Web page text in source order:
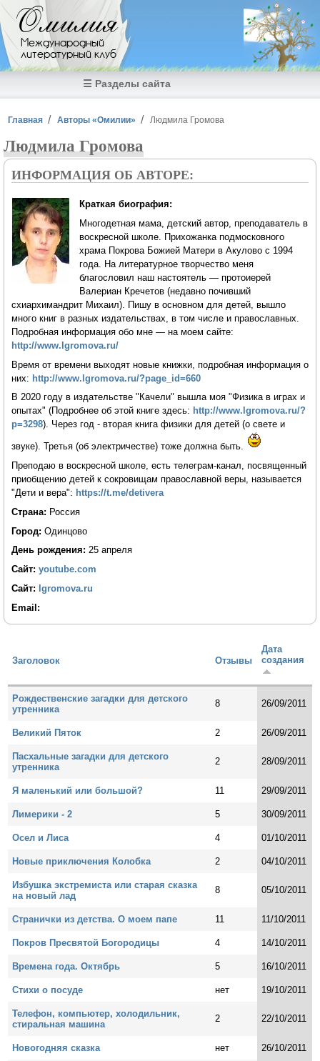
Перейти к основному содержанию
Омилия
Международный
литературный клуб
☰ Разделы сайта
Вы здесь
Главная Авторы «Омилии» Людмила Громова
Людмила Громова
ИНФОРМАЦИЯ ОБ АВТОРЕ:
Краткая биография:
Многодетная мама, детский автор, преподаватель в
воскресной школе. Прихожанка подмосковного
храма Покрова Божией Матери в Акулово с 1994
года. На литературное творчество меня
благословил наш настоятель — протоиерей
Валериан Кречетов (недавно почивший
схиархимандрит Михаил). Пишу в основном для детей, вышло
много книг в разных издательствах, в том числе и православных.
Подробная информация обо мне — на моем сайте:
http://www.lgromova.ru/
Время от времени выходят новые книжки, подробная информация о
них: http://www.lgromova.ru/?page_id=660
В 2020 году в издательстве "Качели" вышла моя "Физика в играх и
опытах" (Подробнее об этой книге здесь: http://www.lgromova.ru/?
p=3298). Через год - вторая книга физики для детей (о свете и
звуке). Третья (об электричестве) тоже должна быть.
Преподаю в воскресной школе, есть телеграм-канал, посвященный
приобщению детей к сокровищам православной веры, называется
"Дети и вера": https://t.me/detivera
Страна: Россия
Город: Одинцово
День рождения: 25 апреля
Сайт: youtube.com
Сайт: lgromova.ru
Email:
Заголовок Отзывы
Дата
создания
Рождественские загадки для детского
утренника
8 26/09/2011
Великий Пяток 2 26/09/2011
Пасхальные загадки для детского
утренника
2 28/09/2011
Я маленький или большой? 11 29/09/2011
Лимерики - 2 5 30/09/2011
Осел и Лиса 4 01/10/2011
Новые приключения Колобка 2 04/10/2011
Избушка экстремиста или старая сказка
на новый лад
8 05/10/2011
Странички из детства. О моем папе 11 11/10/2011
Покров Пресвятой Богородицы 4 14/10/2011
Времена года. Октябрь 5 16/10/2011
Стихи о посуде нет 19/10/2011
Телефон, компьютер, холодильник,
стиральная машина
2 22/10/2011
Новогодняя сказка нет 26/10/2011